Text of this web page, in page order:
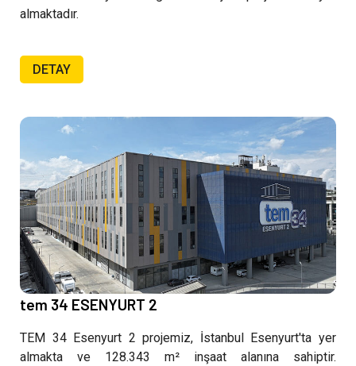
almaktadır.
DETAY
tem 34 ESENYURT 2
TEM 34 Esenyurt 2 projemiz, İstanbul Esenyurt'ta yer
almakta ve 128.343 m² inşaat alanına sahiptir.